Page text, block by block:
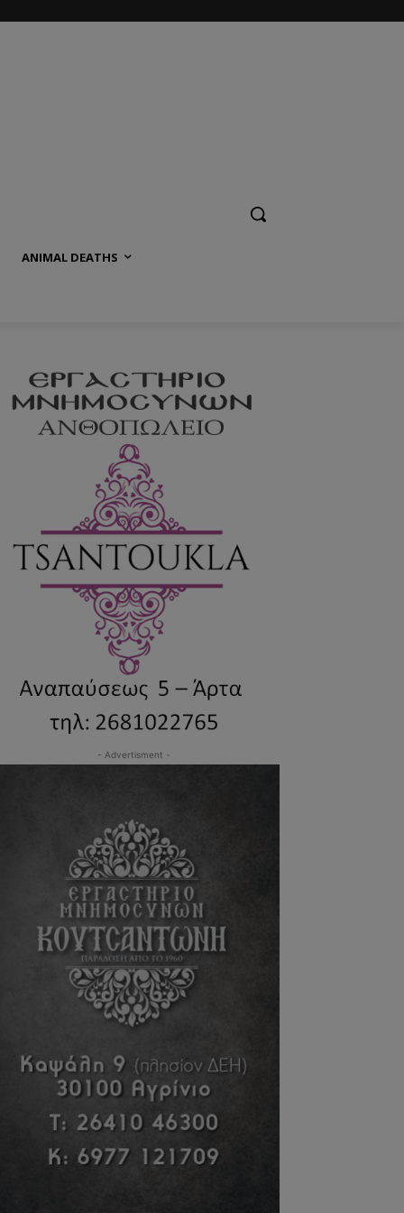
ANIMAL DEATHS
- Advertisment -